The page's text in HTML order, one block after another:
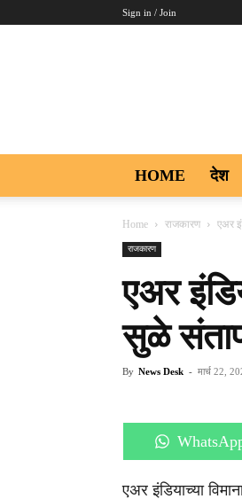
Sign in / Join
HOME देश
Home राजकारण एअर
राजकारण
एअर
सुळे
By News Desk - मार्च 22,
Share
on
एअर इंडियाच्या